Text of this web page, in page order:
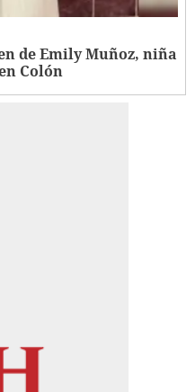
de Emily Muñoz, niña
Colón